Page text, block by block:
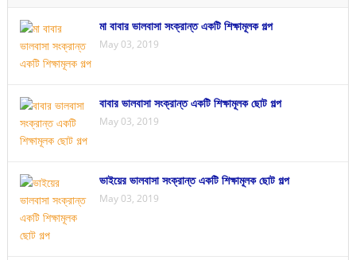
মা বাবার ভালবাসা সংক্রান্ত একটি শিক্ষামূলক গল্প
May 03, 2019
বাবার ভালবাসা সংক্রান্ত একটি শিক্ষামূলক ছোট গল্প
May 03, 2019
ভাইয়ের ভালবাসা সংক্রান্ত একটি শিক্ষামূলক ছোট গল্প
May 03, 2019